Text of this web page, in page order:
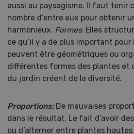
aussi au paysagisme. Il faut tenir
nombre d’entre eux pour obtenir
harmonieux. Formes: Elles
ce qu’il y a de plus important pour
peuvent être géométriques ou
différentes formes des plantes et
du jardin créent de la diversité.
Proportions: De mauvaises
dans le résultat. Le fait d’avoir
ou d’alterner entre plantes